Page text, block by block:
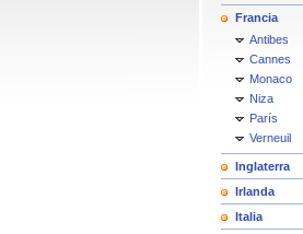
Francia
Antibes
Cannes
Monaco
Niza
París
Verneuil
Inglaterra
Irlanda
Italia